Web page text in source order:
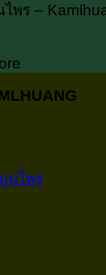
พร –
นไพร